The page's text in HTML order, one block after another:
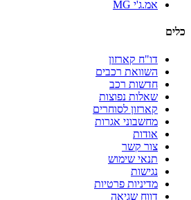
אמ.ג'י MG
כלים
דו"ח קארזון
השוואת רכבים
חדשות רכב
שאלות נפוצות
קארזון לסוחרים
מחשבוני אגרות
אודות
צור קשר
תנאי שימוש
נגישות
מדיניות פרטיות
דווח שגיאה